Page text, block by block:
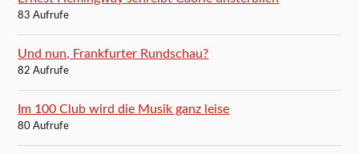
83 Aufrufe
Und nun, Frankfurter Rundschau?
82 Aufrufe
Im 100 Club wird die Musik ganz leise
80 Aufrufe